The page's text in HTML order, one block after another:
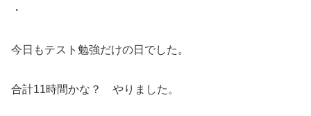
・
今日もテスト勉強だけの日でした。
合計11時間かな？ やりました。